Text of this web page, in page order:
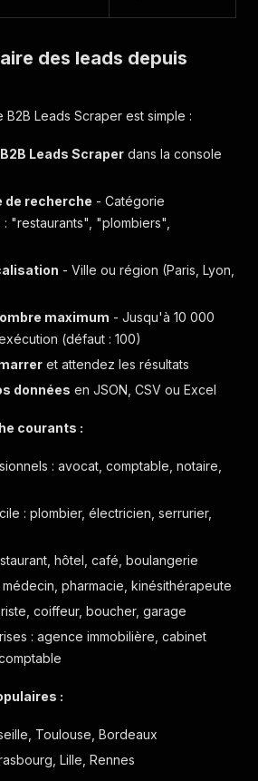
des leads depuis
B2B Leads Scraper est simple :
Leads Scraper dans la console
de recherche - Catégorie
"restaurants", "plombiers",
- Ville ou région (Paris, Lyon,
maximum - Jusqu'à 10 000
(défaut : 100)
et attendez les résultats
données en JSON, CSV ou Excel
courants :
: avocat, comptable, notaire,
: plombier, électricien, serrurier,
hôtel, café, boulangerie
pharmacie, kinésithérapeute
coiffeur, boucher, garage
: agence immobilière, cabinet
:
Toulouse, Bordeaux
Lille, Rennes